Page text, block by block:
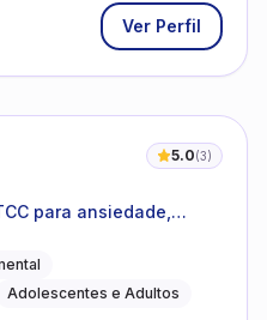
Ver Perfil
5.0(3)
para ansiedade,
Adolescentes e Adultos